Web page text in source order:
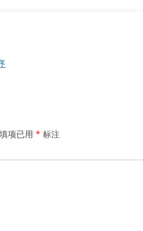
项已用 * 标注